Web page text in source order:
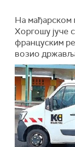
На мађарском
Хоргошу јуче
француским
возио